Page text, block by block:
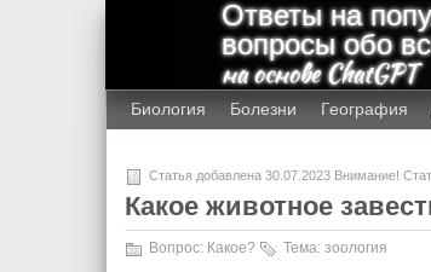
Ответы на
вопросы обо
на основе ChatGPT
Биология Болезни География
Статья добавлена 30.07.2023 Внимание!
Какое животное
Вопрос: Какое? Тема: зоология